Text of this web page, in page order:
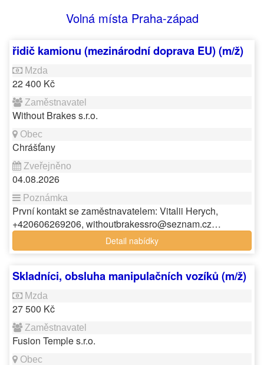
Volná místa Praha-západ
řidič kamionu (mezinárodní doprava EU) (m/ž)
22 400 Kč
Without Brakes s.r.o.
Chrášťany
04.08.2026
První kontakt se zaměstnavatelem: Vitalii Herych,
+420606269206, withoutbrakessro@seznam.cz…
Detail nabídky
Skladníci, obsluha manipulačních vozíků (m/ž)
27 500 Kč
Fusion Temple s.r.o.